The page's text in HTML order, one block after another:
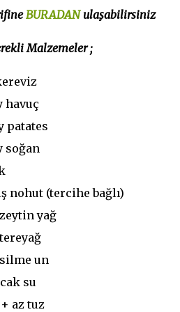
ne BURADANulaşabilirsiniz
Malzemeler ;
havuç
patates
soğan
nohut (tercihe bağlı)
yağ
silme un
su
az tuz